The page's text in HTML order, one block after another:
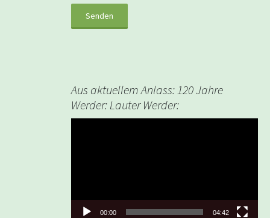
Aus aktuellem Anlass: 120 Jahre
Werder: Lauter Werder:
00:00 04:42